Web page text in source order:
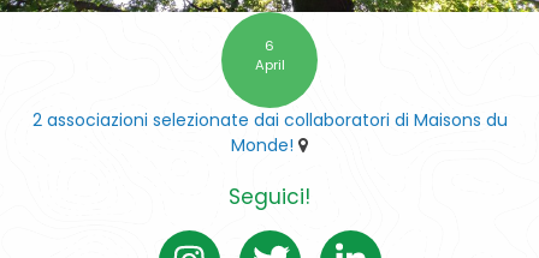
6
April
2 associazioni selezionate dai collaboratori di Maisons du
Monde!
Seguici!